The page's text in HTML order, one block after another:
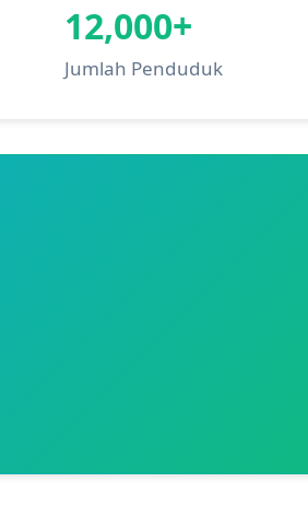
12,000+
Jumlah Penduduk